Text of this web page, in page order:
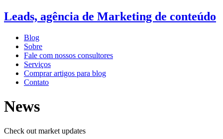
Leads, agência de Marketing de conteúdo
Blog
Sobre
Fale com nossos consultores
Serviços
Comprar artigos para blog
Contato
News
Check out market updates